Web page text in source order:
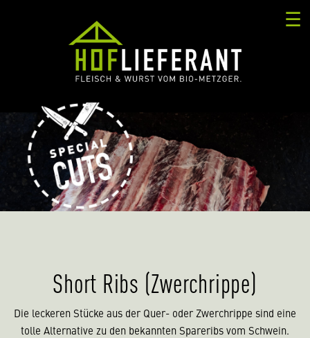
☰
Short Ribs (Zwerchrippe)
Die leckeren Stücke aus der Quer- oder Zwerchrippe sind eine
tolle Alternative zu den bekannten Spareribs vom Schwein.